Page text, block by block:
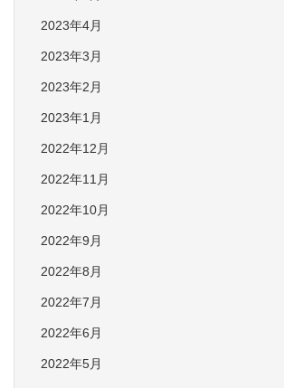
2023年4月
2023年3月
2023年2月
2023年1月
2022年12月
2022年11月
2022年10月
2022年9月
2022年8月
2022年7月
2022年6月
2022年5月